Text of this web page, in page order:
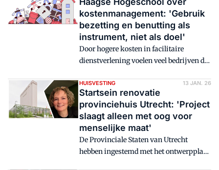
kostenmanagement: 'Gebruik
bezetting en benutting als
instrument, niet als doel'
Door hogere kosten in facilitaire
dienstverlening voelen veel bedrijven de
sommige gevallen uitstellen, afschalen
of zelfs een heroriëntatie van de
werkplekstrategie.
HUISVESTING 13 JAN. 26
Startsein renovatie
provinciehuis Utrecht: 'Project
slaagt alleen met oog voor
menselijke maat'
De Provinciale Staten van Utrecht
hebben ingestemd met het ontwerpplan